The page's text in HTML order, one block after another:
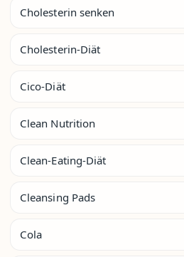
Cholesterin senken
Cholesterin-Diät
Cico-Diät
Clean Nutrition
Clean-Eating-Diät
Cleansing Pads
Cola